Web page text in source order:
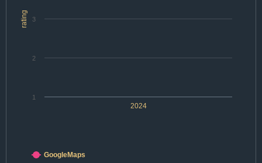
rating
2024
1
2
3
GoogleMaps